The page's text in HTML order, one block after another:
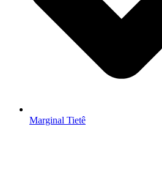
Marginal Tietê